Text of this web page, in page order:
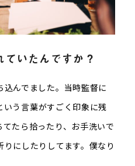
いたんですか？
んでました。当時監督に
いう言葉がすごく印象に残
たら拾ったり、お手洗いで
にしたりしてます。僕なり